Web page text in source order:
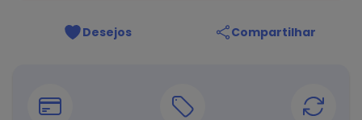
Desejos Compartilhar